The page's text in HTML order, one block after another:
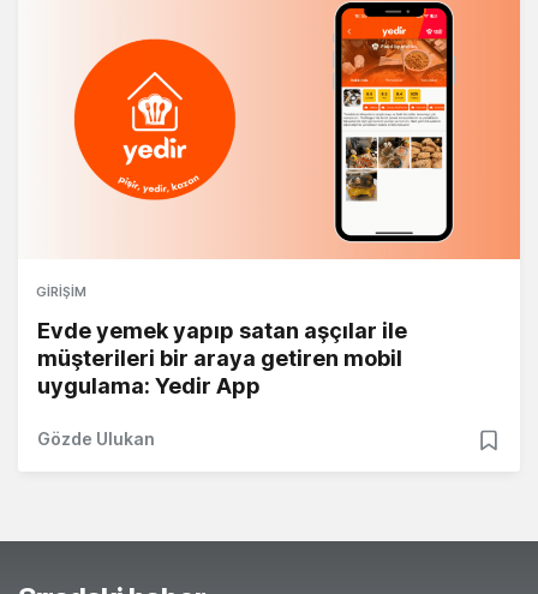
GIRIŞIM
Evde yemek yapıp satan aşçılar ile
müşterileri bir araya getiren mobil
uygulama: Yedir App
Gözde Ulukan